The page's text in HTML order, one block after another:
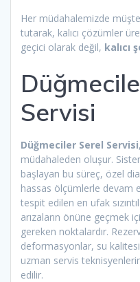
Her müdahalemizde
tutarak, kalıcı çözümler
geçici olarak değil, kalıcı
Servisi
Düğmeciler Serel Servisi
müdahaleden oluşur.
başlayan bu süreç, özel
hassas ölçümlerle devam
tespit edilen en ufak
arızaların önüne geçmek
gereken noktalardır.
deformasyonlar, su
uzman servis
edilir.